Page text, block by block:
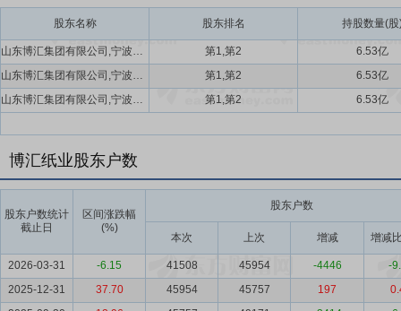
股东名称 股东排名 持股数量(股
山东博汇集团有限公司,宁波金嘉源纸业有限公司 第1,第2
6.53亿
山东博汇集团有限公司,宁波金嘉源纸业有限公司
第1,第2
6.53亿
山东博汇集团有限公司,宁波金嘉源纸业有限公司
第1,第2 6.53亿
博汇纸业股东户数
股东户数统计
截止日
区间涨跌幅
(%)
股东户数
本次 上次 增减 增减
2026-03-31 -6.15 41508 45954 -4446
-
2025-12-31
37.70 45954 45757 197